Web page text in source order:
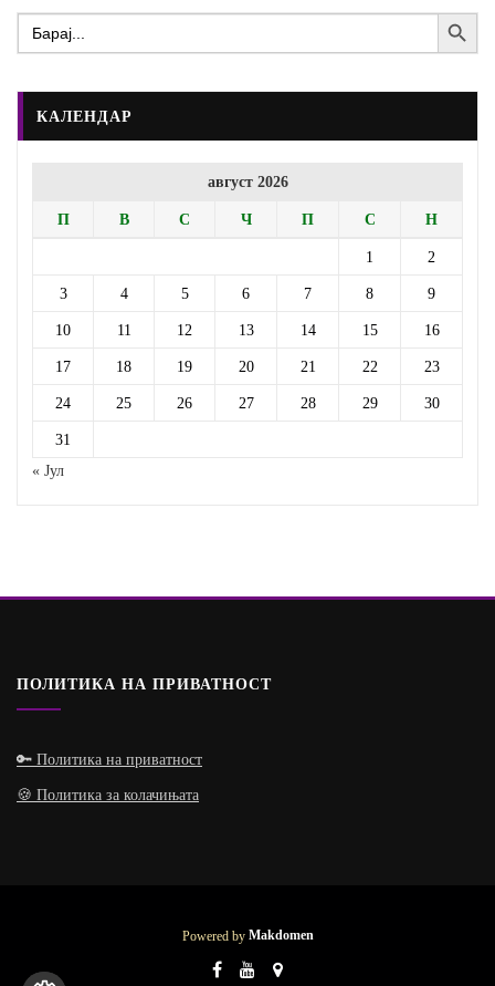
Search
for:
Search Button
КАЛЕНДАР
август 2026
П В С Ч П С Н
1 2
3 4 5 6 7 8 9
10 11 12 13 14 15 16
17 18 19 20 21 22 23
24 25 26 27 28 29 30
31
« Јул
ПОЛИТИКА НА ПРИВАТНОСТ
🔑 Политика на приватност
🍪 Политика за колачињата
Powered by Makdomen